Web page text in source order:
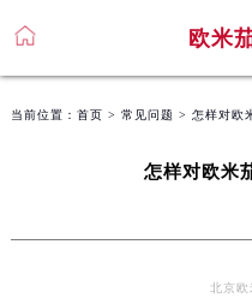
欧米
当前位置： 首页 > 常见问题 > 怎样对欧
怎样对欧米
北京欧